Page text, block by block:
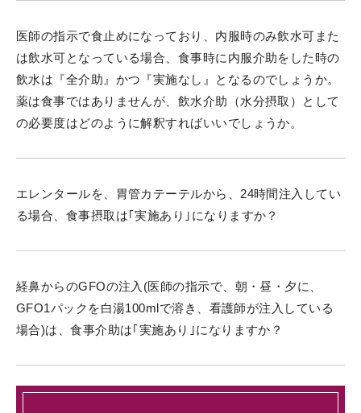
医師の指示で食止めになっており、内服時のみ飲水可また
は飲水可となっている場合、食事時に内服介助をした時の
飲水は『全介助』かつ『実施なし』となるのでしょうか。
薬は食事ではありませんが、飲水介助（水分摂取）として
の必要度はどのように解釈すればいいでしょうか。
エレンタールを、胃管カテーテルから、24時間注入してい
る場合、食事摂取は｢実施あり｣になりますか？
経鼻からのGFOの注入(医師の指示で、朝・昼・夕に、
GFO1パックを白湯100mlで溶き、看護師が注入している
場合)は、食事介助は｢実施あり｣になりますか？